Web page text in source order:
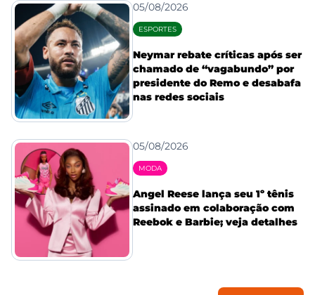
05/08/2026
ESPORTES
Neymar rebate críticas após ser
chamado de “vagabundo” por
presidente do Remo e desabafa
nas redes sociais
05/08/2026
MODA
Angel Reese lança seu 1º tênis
assinado em colaboração com
Reebok e Barbie; veja detalhes